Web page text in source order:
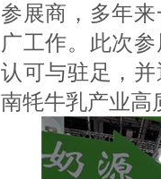
参展商，多年
广工作。此次
认可与驻足，
南牦牛乳产业高